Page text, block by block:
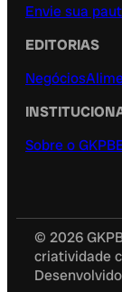
Envie sua
EDITORIAS
Negócios
Sobre o GKPB
© 2026
criatividade